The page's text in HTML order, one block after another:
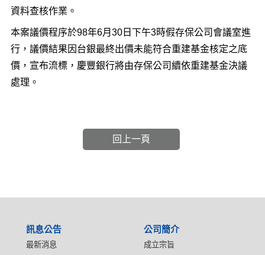
資料查核作業。
本案議價程序於98年6月30日下午3時假存保公司會議室進
行，議價結果因台銀最終出價未能符合重建基金核定之底
價，宣布流標，慶豐銀行將由存保公司續依重建基金決議
處理。
回上一頁
訊息公告
最新消息
公司簡介
成立宗旨